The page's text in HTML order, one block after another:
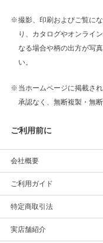
撮影、印刷およびご覧に
り、カタログやオンライ
なる場合や柄の出方が写
い。
当ホームページに掲載さ
承認なく、無断複製・無
ご利用前に
会社概要
ご利用ガイド
特定商取引法
実店舗紹介